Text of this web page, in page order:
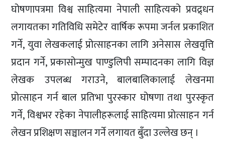
घोषणापत्रमा विश्व साहित्यमा नेपाली साहित्यको प्रवद्र्धन
लगायतका गतिविधि समेटेर वार्षिक रूपमा जर्नल प्रकाशित
गर्ने, युवा लेखकलाई प्रोत्साहनका लागि अनेसास लेखवृत्ति
प्रदान गर्ने, प्रकासोन्मुख पाण्डुलिपी सम्पादनका लागि विज्ञ
लेखक उपलब्ध गराउने, बालबालिकालाई लेखनमा
प्रोत्साहन गर्न बाल प्रतिभा पुरस्कार घोषणा तथा पुरस्कृत
गर्ने, विश्वभर रहेका नेपालीहरूलाई साहित्यमा प्रोत्साहन गर्न
लेखन प्रशिक्षण सञ्चालन गर्ने लगायत बुँदा उल्लेख छन् ।